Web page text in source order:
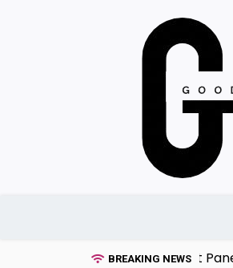
BREAKING NEWS
Banyak Terbuang Saat Panen |